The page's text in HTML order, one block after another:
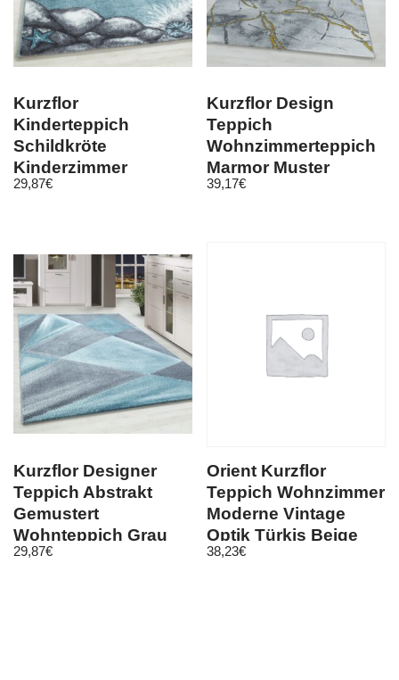
Kurzflor
Kinderteppich
Schildkröte
Kinderzimmer
Teppich Soft Grau
29,87€
Kurzflor Design
Teppich
Wohnzimmerteppich
Marmor Muster
Marmoriert Gold
39,17€
Kurzflor Designer
Teppich Abstrakt
Gemustert
Wohnteppich Grau
Blau Weiss Meliert
29,87€
Orient Kurzflor
Teppich Wohnzimmer
Moderne Vintage
Optik Türkis Beige
38,23€